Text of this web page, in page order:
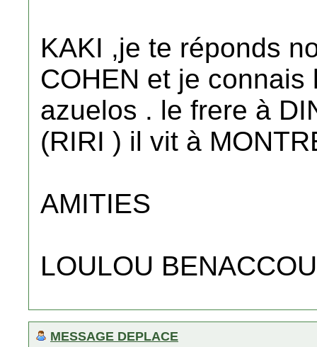
KAKI ,je te réponds
COHEN et je connais
azuelos . le frere à
(RIRI ) il vit à
AMITIES
LOULOU
MESSAGE DEPLACE